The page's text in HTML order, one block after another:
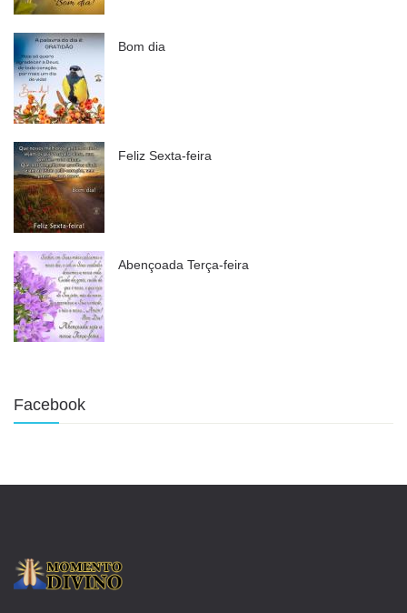
Bom dia
Feliz Sexta-feira
Abençoada Terça-feira
Facebook